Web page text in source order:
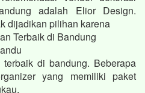
adalah Elior Design.
dijadikan pilihan karena
Terbaik di Bandung
di bandung. Beberapa
yang memiliki paket